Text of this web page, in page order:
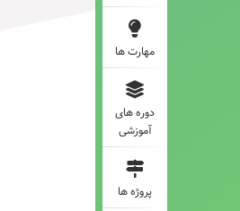
مهارت ها
دوره های
آموزشی
پروژه ها